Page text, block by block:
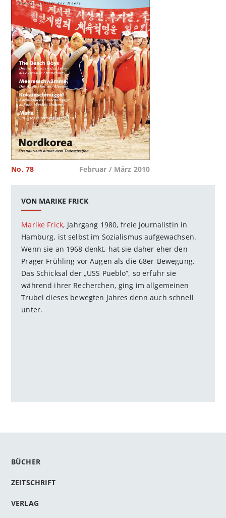
No. 78 Februar / März 2010
VON MARIKE FRICK
Marike Frick, Jahrgang 1980, freie Journalistin in
Hamburg, ist selbst im Sozialismus aufgewachsen.
Wenn sie an 1968 denkt, hat sie daher eher den
Prager Frühling vor Augen als die 68er-Bewegung.
Das Schicksal der „USS Pueblo“, so erfuhr sie
während ihrer Recherchen, ging im allgemeinen
Trubel dieses bewegten Jahres denn auch schnell
unter.
BÜCHER
ZEITSCHRIFT
VERLAG